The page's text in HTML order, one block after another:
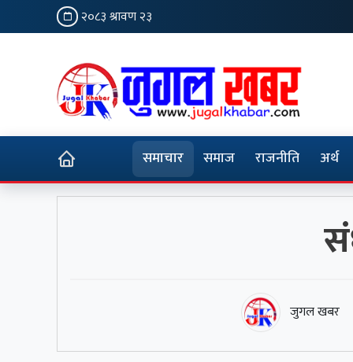
२०८३ श्रावण २३
समाचार समाज राजनीति अर्थ
जुगल खबर